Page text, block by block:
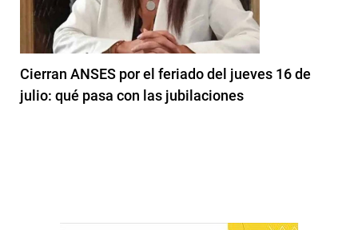
Cierran ANSES por el feriado del jueves 16 de
julio: qué pasa con las jubilaciones